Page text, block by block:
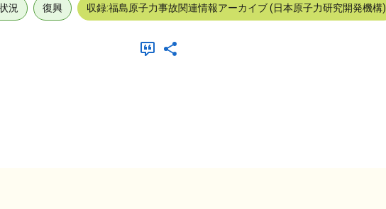
況 復興 収録:福島原子力事故関連情報アーカイブ (日本原子力研究開発機構)